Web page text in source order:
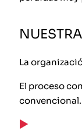
La
El proceso
convencional.